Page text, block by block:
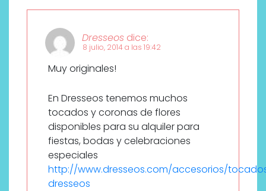
Dresseos dice:
8 julio, 2014 a las 19:42
Muy originales!
En Dresseos tenemos muchos
tocados y coronas de flores
disponibles para su alquiler para
fiestas, bodas y celebraciones
especiales
http://www.dresseos.com/accesorios/
dresseos